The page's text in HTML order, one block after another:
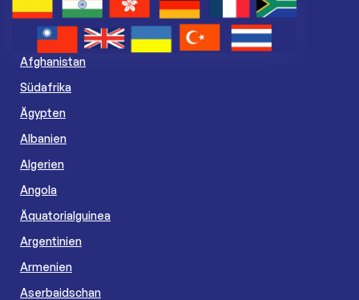
Afghanistan
Südafrika
Ägypten
Albanien
Algerien
Angola
Äquatorialguinea
Argentinien
Armenien
Aserbaidschan